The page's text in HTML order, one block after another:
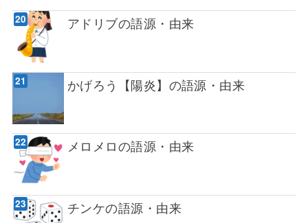
アドリブの語源・由来
かげろう【陽炎】の語源・由来
メロメロの語源・由来
チンケの語源・由来